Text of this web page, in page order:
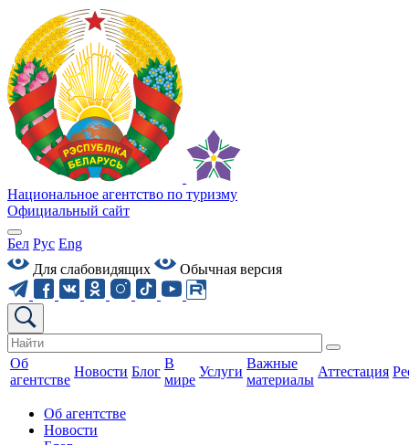
Национальное агентство по туризму
Официальный сайт
Бел Рус Eng
Для слабовидящих
Обычная версия
Об
агентстве
Новости Блог
В
мире
Услуги
Важные
материалы
Аттестация
Об агентстве
Новости